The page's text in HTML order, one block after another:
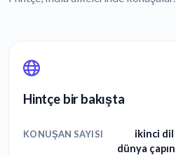
Hintçe bir bakışta
KONUŞAN SAYISI
ikinci dil
dünya